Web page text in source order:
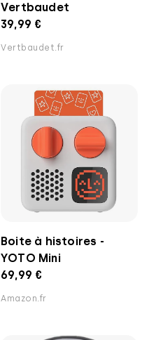
Vertbaudet
39,99 €
Vertbaudet.fr
Boite à histoires -
YOTO Mini
69,99 €
Amazon.fr